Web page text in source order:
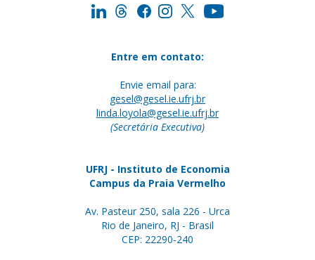
Entre em contato:
Envie email para:
gesel@gesel.ie.ufrj.br
linda.loyola@gesel.ie.ufrj.br
(Secretária Executiva)
UFRJ - Instituto de Economia
Campus da Praia Vermelho
Av. Pasteur 250, sala 226 - Urca
Rio de Janeiro, RJ - Brasil
CEP: 22290-240